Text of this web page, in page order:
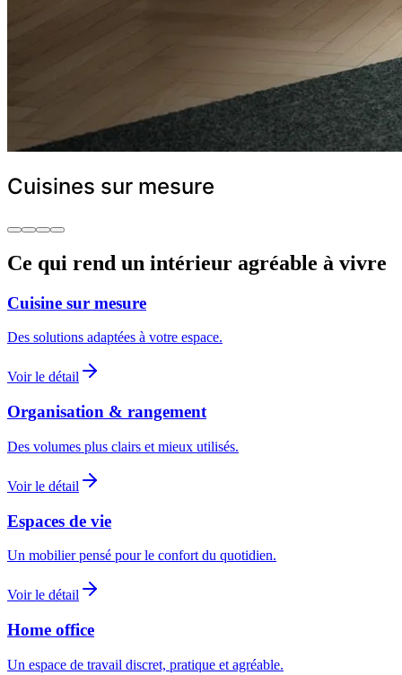
Cuisines sur mesure
Ce qui rend un intérieur agréable à vivre
Cuisine sur mesure
Des solutions adaptées à votre espace.
Voir le détail
Organisation & rangement
Des volumes plus clairs et mieux utilisés.
Voir le détail
Espaces de vie
Un mobilier pensé pour le confort du quotidien.
Voir le détail
Home office
Un espace de travail discret, pratique et agréable.